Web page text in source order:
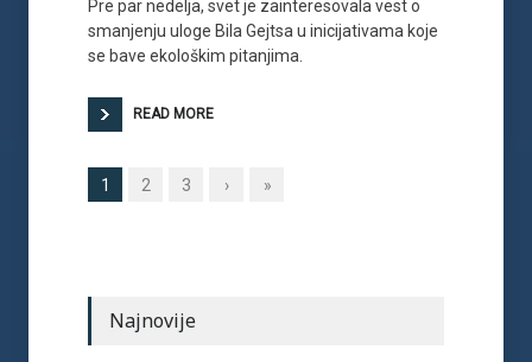
Pre par nedelja, svet je zainteresovala vest o
smanjenju uloge Bila Gejtsa u inicijativama koje
se bave ekološkim pitanjima.
READ MORE
1 2 3 › »
Najnovije